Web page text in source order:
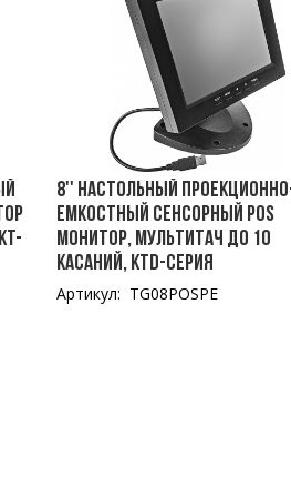
8'' Настольный
емкостный сенсорный POS
монитор, мультитач до 10
касаний, KTD-серия
Артикул: TG08POSPE